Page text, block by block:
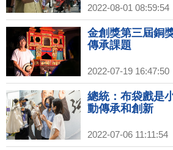
2022-08-01 08:59:54
金創獎第三屆銅
傳承課題
2022-07-19 16:47:50
總統：布袋戲是
動傳承和創新
2022-07-06 11:11:54